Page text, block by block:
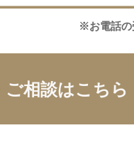
※お電話の